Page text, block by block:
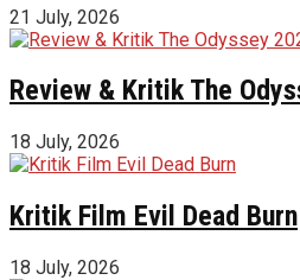
21 July, 2026
Review & Kritik The
18 July, 2026
Kritik Film Evil Dead Burn
18 July, 2026